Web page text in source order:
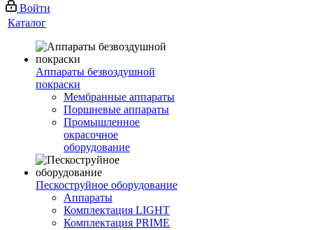
Войти
Каталог
Аппараты безвоздушной
покраски
Мембранные аппараты
Поршневые аппараты
Промышленное
окрасочное
оборудование
Пескоструйное оборудование
Аппараты
Комплектация LIGHT
Комплектация PRIME